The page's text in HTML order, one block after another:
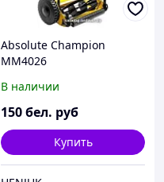
Absolute Champion
MM4026
В наличии
150бел. руб
Купить